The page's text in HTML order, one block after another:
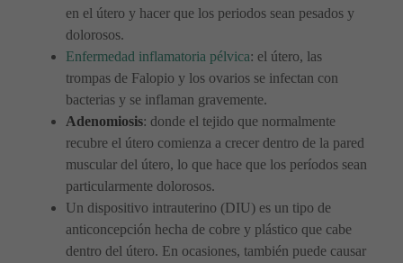
en el útero y hacer que los periodos sean pesados ​​y
dolorosos.
Enfermedad inflamatoria pélvica: el útero, las
trompas de Falopio y los ovarios se infectan con
bacterias y se inflaman gravemente.
Adenomiosis: donde el tejido que normalmente
recubre el útero comienza a crecer dentro de la pared
muscular del útero, lo que hace que los períodos sean
particularmente dolorosos.
Un dispositivo intrauterino (DIU) es un tipo de
anticoncepción hecha de cobre y plástico que cabe
dentro del útero. En ocasiones, también puede causar